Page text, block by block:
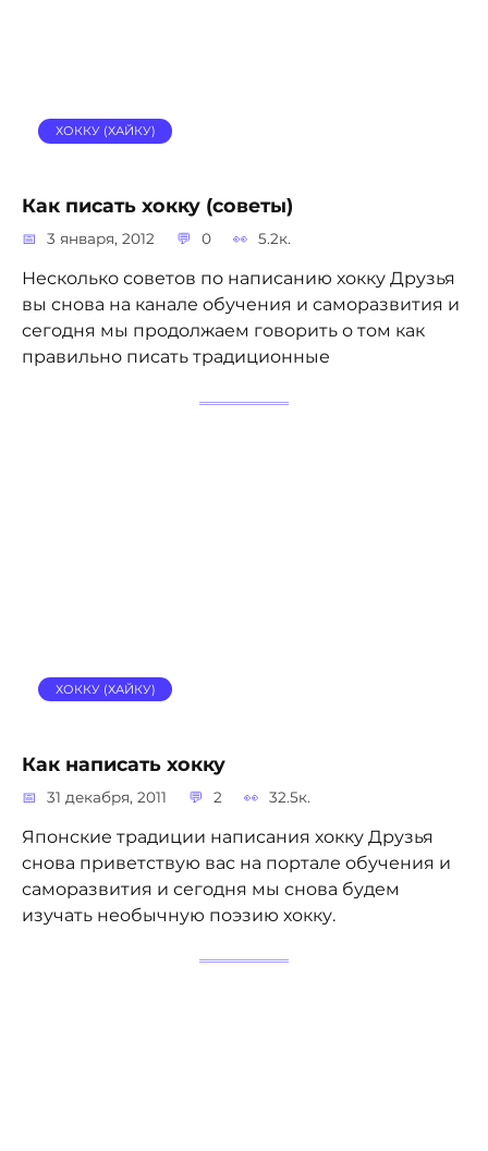
ХОККУ (ХАЙКУ)
Как писать хокку (советы)
3 января, 2012 0 5.2к.
Несколько советов по написанию хокку Друзья
вы снова на канале обучения и саморазвития и
сегодня мы продолжаем говорить о том как
правильно писать традиционные
ХОККУ (ХАЙКУ)
Как написать хокку
31 декабря, 2011 2 32.5к.
Японские традиции написания хокку Друзья
снова приветствую вас на портале обучения и
саморазвития и сегодня мы снова будем
изучать необычную поэзию хокку.